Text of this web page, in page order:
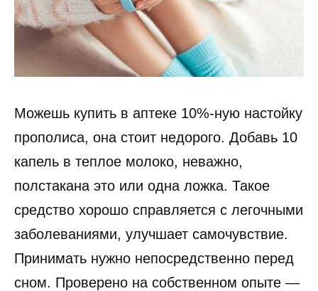
Можешь купить в аптеке 10%-ную настойку
прополиса, она стоит недорого. Добавь 10
капель в теплое молоко, неважно,
полстакана это или одна ложка. Такое
средство хорошо справляется с легочными
заболеваниями, улучшает самочувствие.
Принимать нужно непосредственно перед
сном. Проверено на собственном опыте —